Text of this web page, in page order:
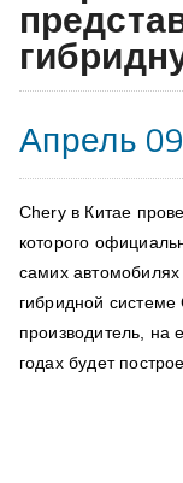
Апрель 09
Chery в Китае
которого
самих
гибридной
производитель,
годах будет